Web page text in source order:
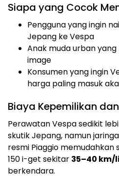
Siapa yang Cocok
Pengguna yang ingin
Jepang ke Vespa
Anak muda urban
image
Konsumen yang ingin
harga paling masuk
Biaya Kepemilikan
Perawatan Vespa sedikit
skutik Jepang, namun
resmi Piaggio memudahkan
150 i-get sekitar 35–40 km/
berkendara.